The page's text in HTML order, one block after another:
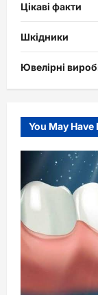
Цікаві факти
Шкідники
Ювелірні
You May Have